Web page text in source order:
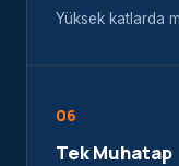
Yüksek katlarda
06
Tek Muhatap